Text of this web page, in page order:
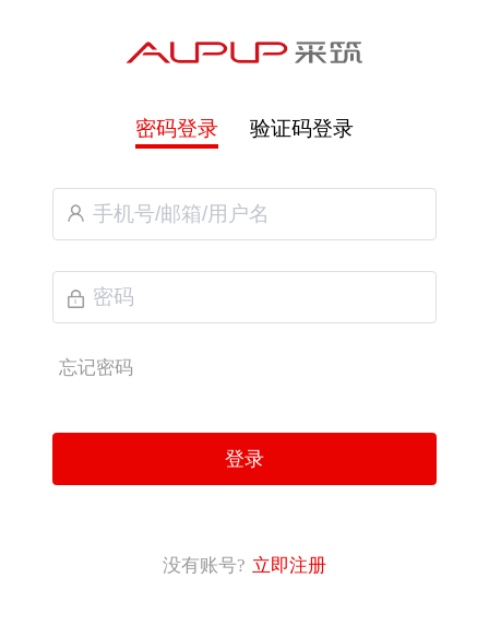
密码登录 验证码登录
忘记密码
登录
没有账号? 立即注册